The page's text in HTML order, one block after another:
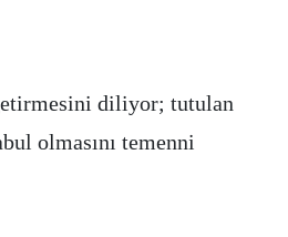
diliyor; tutulan
olmasını temenni